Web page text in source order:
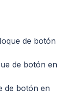
de botón
de botón en
de botón en